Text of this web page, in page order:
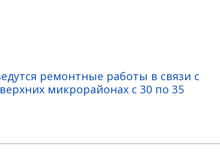
ремонтные работы в связи с
микрорайонах с 30 по 35